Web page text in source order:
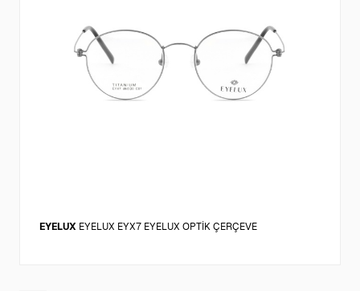
EYELUX EYELUX EYX7 EYELUX OPTİK ÇERÇEVE